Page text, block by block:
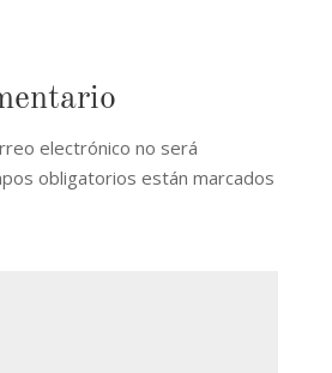
electrónico no será
obligatorios están marcados